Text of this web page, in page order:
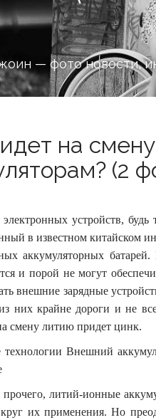
— фото новости,
на
(2
устройств,
в известном китайском
аккумуляторных батарей.
и порой не могут
внешние зарядные
них крайне дороги и не
смену литию придет цинк.
литий-ионные
круг их применения. Но